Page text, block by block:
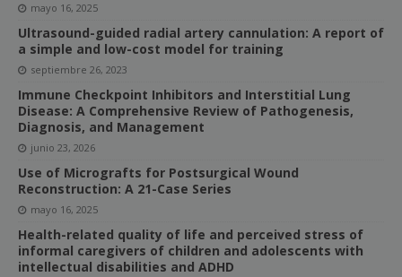
mayo 16, 2025
Ultrasound-guided radial artery cannulation: A report of
a simple and low-cost model for training
septiembre 26, 2023
Immune Checkpoint Inhibitors and Interstitial Lung
Disease: A Comprehensive Review of Pathogenesis,
Diagnosis, and Management
junio 23, 2026
Use of Micrografts for Postsurgical Wound
Reconstruction: A 21-Case Series
mayo 16, 2025
Health-related quality of life and perceived stress of
informal caregivers of children and adolescents with
intellectual disabilities and ADHD